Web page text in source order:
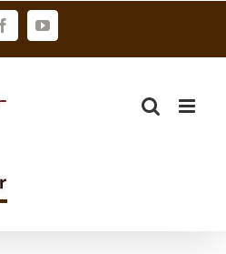
FacebookYouTube